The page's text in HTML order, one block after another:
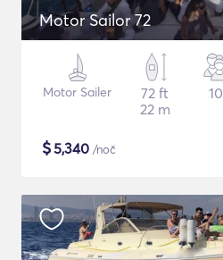
Motor Sailor 72
Motor Sailer
72 ft
22 m
10
$5,340 /noč